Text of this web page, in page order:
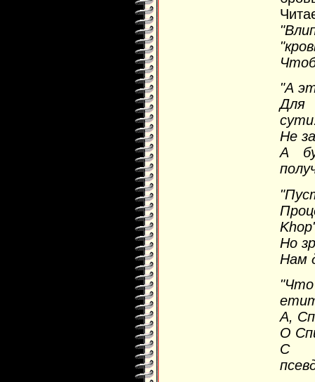
"А
Для
Не
А
Но
Нам
А,
О
С